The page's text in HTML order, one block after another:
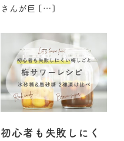
さんが巨 […]
初心者も失敗しにく